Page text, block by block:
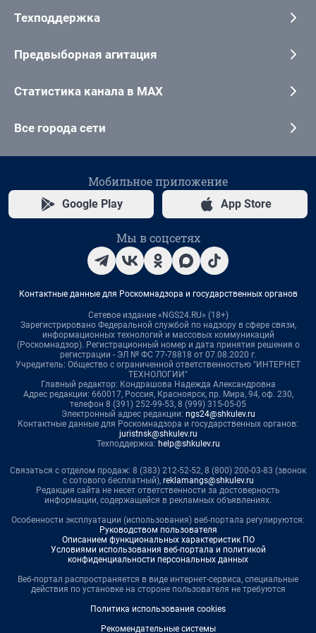
Техподдержка
Предвыборная агитация
Статистика канала в MAX
Все города сети
Мобильное приложение
Google Play App Store
Мы в соцсетях
Контактные данные для Роскомнадзора и государственных органов
Сетевое издание «NGS24.RU» (18+)
Зарегистрировано Федеральной службой по надзору в сфере связи,
информационных технологий и массовых коммуникаций
(Роскомнадзор). Регистрационный номер и дата принятия решения о
регистрации - ЭЛ № ФС 77-78818 от 07.08.2020 г.
Учредитель: Общество с ограниченной ответственностью "ИНТЕРНЕТ
ТЕХНОЛОГИИ"
Главный редактор: Кондрашова Надежда Александровна
Адрес редакции: 660017, Россия, Красноярск, пр. Мира, 94, оф. 230,
телефон 8 (391) 252-99-53, 8 (999) 315-05-05
Электронный адрес редакции: ngs24@shkulev.ru
Контактные данные для Роскомнадзора и государственных органов:
juristnsk@shkulev.ru
Техподдержка: help@shkulev.ru
Связаться с отделом продаж: 8 (383) 212-52-52, 8 (800) 200-03-83 (звонок
с сотового бесплатный), reklamangs@shkulev.ru
Редакция сайта не несет ответственности за достоверность
информации, содержащейся в рекламных объявлениях.
Особенности эксплуатации (использования) веб-портала регулируются:
Руководством пользователя
Описанием функциональных характеристик ПО
Условиями использования веб-портала и политикой
конфиденциальности персональных данных
Веб-портал распространяется в виде интернет-сервиса, специальные
действия по установке на стороне пользователя не требуются
Политика использования cookies
Рекомендательные системы